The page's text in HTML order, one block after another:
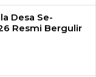
Desa Se-
Resmi Bergulir